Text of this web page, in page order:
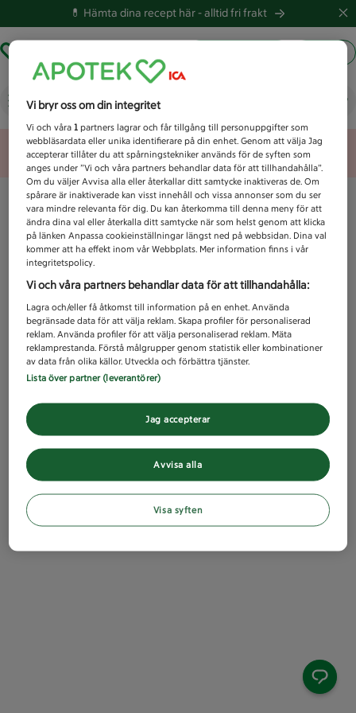
💊 Hämta dina recept här -alltid fri frakt
Vad letar du efter idag?
Unknown error
Vi bryr oss om din integritet
Vi och våra1 partners lagrar och får tillgång till personuppgifter som
webbläsardata eller unika identifierare på din enhet. Genom att välja Jag
accepterar tillåter du att spårningstekniker används för de syften som
anges under ”Vi och våra partners behandlar data för att tillhandahålla”.
Om du väljer Avvisa alla eller återkallar ditt samtycke inaktiveras de. Om
spårare är inaktiverade kan visst innehåll och vissa annonser som du ser
vara mindre relevanta för dig. Du kan återkomma till denna meny för att
ändra dina val eller återkalla ditt samtycke när som helst genom att klicka
på länken Anpassa cookieinställningar längst ned på webbsidan. Dina val
kommer att ha effekt inom vår Webbplats. Mer information finns i vår
integritetspolicy.
Vi och våra partners behandlar data för att tillhandahålla:
Lagra och/eller få åtkomst till information på en enhet. Använda
begränsade data för att välja reklam. Skapa profiler för personaliserad
reklam. Använda profiler för att välja personaliserad reklam. Mäta
reklamprestanda. Förstå målgrupper genom statistik eller kombinationer
av data från olika källor. Utveckla och förbättra tjänster.
Lista över partner (leverantörer)
Avvisa alla
Jag accepterar
Visa syften